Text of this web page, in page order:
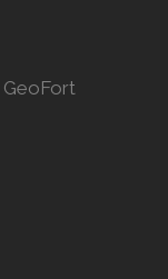
GeoFort